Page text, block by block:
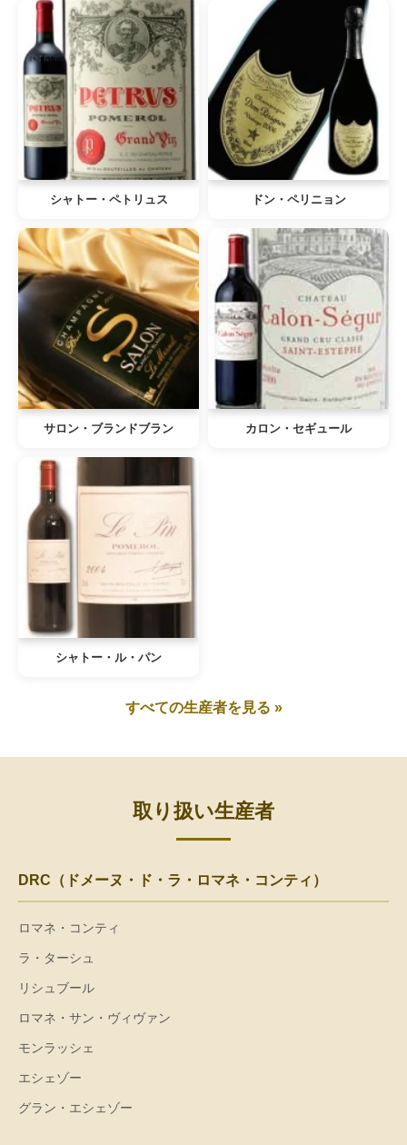
シャトー・ペトリュス ドン・ペリニョン
サロン・ブランドブラン カロン・セギュール
シャトー・ル・パン
すべての生産者を見る »
取り扱い生産者
DRC（ドメーヌ・ド・ラ・ロマネ・コンティ）
ロマネ・コンティ
ラ・ターシュ
リシュブール
ロマネ・サン・ヴィヴァン
モンラッシェ
エシェゾー
グラン・エシェゾー